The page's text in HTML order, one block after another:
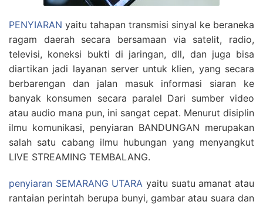
PENYIARAN yaitu tahapan transmisi sinyal ke beraneka
ragam daerah secara bersamaan via satelit, radio,
televisi, koneksi bukti di jaringan, dll, dan juga bisa
diartikan jadi layanan server untuk klien, yang secara
berbarengan dan jalan masuk informasi siaran ke
banyak konsumen secara paralel Dari sumber video
atau audio mana pun, ini sangat cepat. Menurut disiplin
ilmu komunikasi, penyiaran BANDUNGAN merupakan
salah satu cabang ilmu hubungan yang menyangkut
LIVE STREAMING TEMBALANG.
penyiaran SEMARANG UTARA yaitu suatu amanat atau
rantaian perintah berupa bunyi, gambar atau suara dan